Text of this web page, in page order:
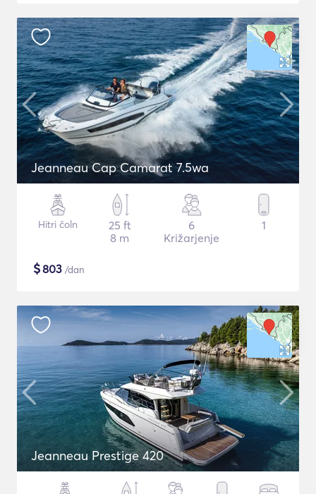
Jeanneau Cap Camarat 7.5wa
Hitri čoln
25 ft
8 m
6
Križarjenje
1
$803 /dan
Jeanneau Prestige 420